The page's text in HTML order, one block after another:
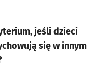
jeśli dzieci
się w innym